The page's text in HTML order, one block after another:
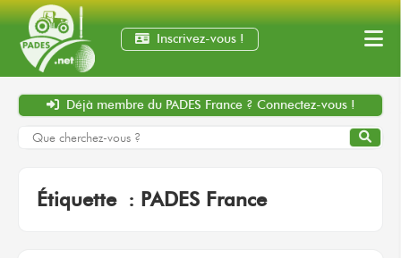
Inscrivez-vous !
Déjà membre du PADES France ? Connectez-vous !
Étiquette : PADES France